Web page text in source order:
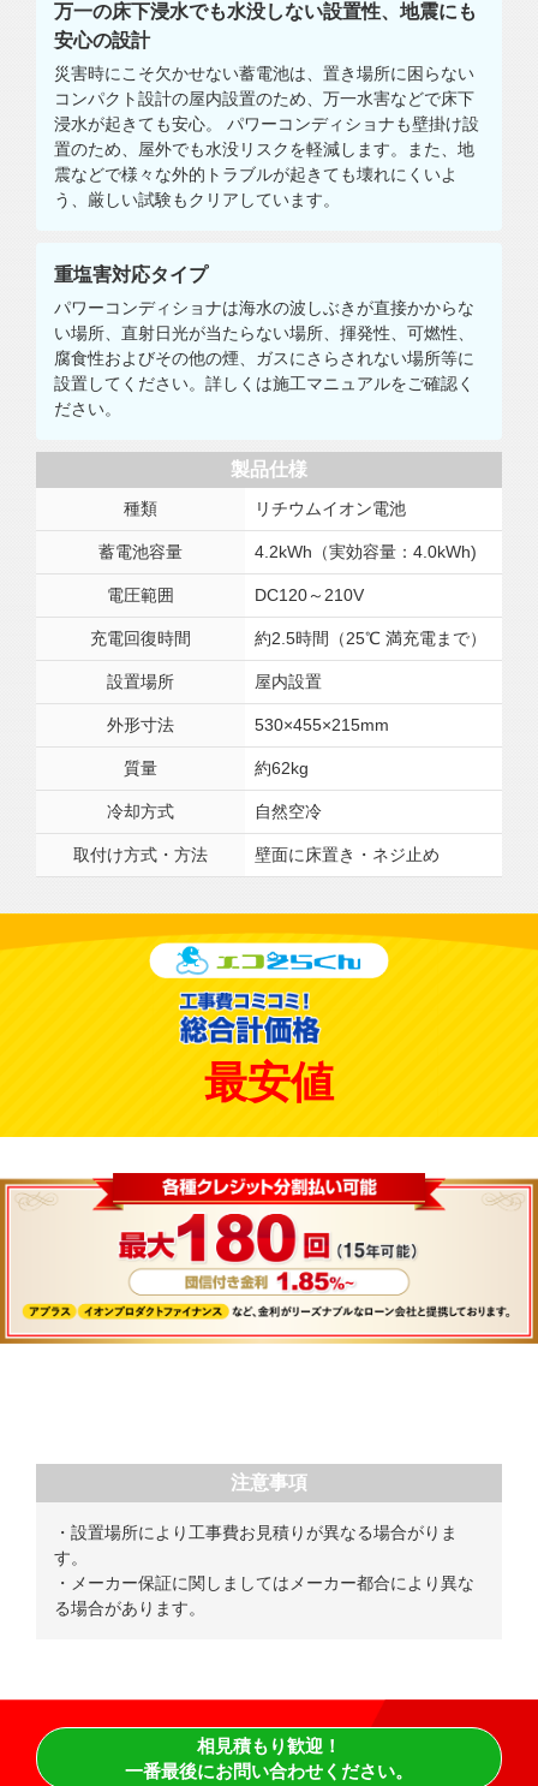
万一の床下浸水でも水没しない設置性、地震にも
安心の設計
災害時にこそ欠かせない蓄電池は、置き場所に困らない
コンパクト設計の屋内設置のため、万一水害などで床下
浸水が起きても安心。 パワーコンディショナも壁掛け設
置のため、屋外でも水没リスクを軽減します。また、地
震などで様々な外的トラブルが起きても壊れにくいよ
う、厳しい試験もクリアしています。
重塩害対応タイプ
パワーコンディショナは海水の波しぶきが直接かからな
い場所、直射日光が当たらない場所、揮発性、可燃性、
腐食性およびその他の煙、ガスにさらされない場所等に
設置してください。詳しくは施工マニュアルをご確認く
ださい。
製品仕様
種類 リチウムイオン電池
蓄電池容量 4.2kWh（実効容量：4.0kWh)
電圧範囲 DC120～210V
充電回復時間 約2.5時間（25℃ 満充電まで）
設置場所 屋内設置
外形寸法 530×455×215mm
質量 約62kg
冷却方式 自然空冷
取付け方式・方法 壁面に床置き・ネジ止め
最安値
注意事項
・設置場所により工事費お見積りが異なる場合がりま
す。
・メーカー保証に関しましてはメーカー都合により異な
る場合があります。
相見積もり歓迎！
一番最後にお問い合わせください。